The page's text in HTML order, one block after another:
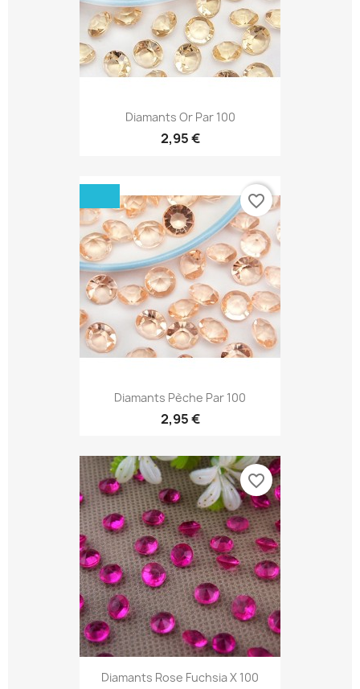
Diamants Or Par 100
2,95 €
Diamants Pèche Par 100
2,95 €
favorite_border
Diamants Rose Fuchsia X 100
favorite_border